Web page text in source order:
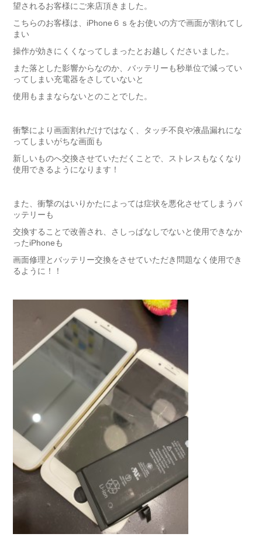
望されるお客様にご来店頂きました。
こちらのお客様は、iPhone６ｓをお使いの方で画面が割れてし
まい
操作が効きにくくなってしまったとお越しくださいました。
また落とした影響からなのか、バッテリーも秒単位で減ってい
ってしまい充電器をさしていないと
使用もままならないとのことでした。
衝撃により画面割れだけではなく、タッチ不良や液晶漏れにな
ってしまいがちな画面も
新しいものへ交換させていただくことで、ストレスもなくなり
使用できるようになります！
また、衝撃のはいりかたによっては症状を悪化させてしまうバ
ッテリーも
交換することで改善され、さしっぱなしでないと使用できなか
ったiPhoneも
画面修理とバッテリー交換をさせていただき問題なく使用でき
るように！！